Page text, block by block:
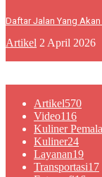
Daftar Jalan Yang
Artikel 2 April 2026
Artikel570
Video116
Kuliner
Kuliner24
Layanan19
Transportasi17